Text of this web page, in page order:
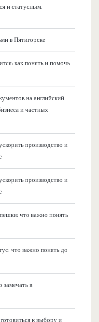
и статусным.
в Пятигорске
как понять и помочь
на английский
и частных
производство и
производство и
что важно понять
что важно понять до
замечать в
к выбору и